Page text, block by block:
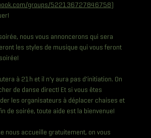
groups/522136727846758)
nous vous annoncerons qui sera
les styles de musique qui vous feront
à 21h et il n'y aura pas d'initiation. On
de danse direct! Et si vous êtes
les organisateurs à déplacer chaises et
de soirée, toute aide est la bienvenue!
nous accueille gratuitement, on vous